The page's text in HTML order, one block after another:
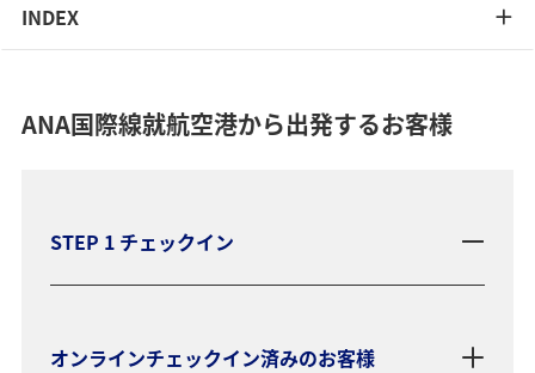
INDEX
ANA国際線就航空港から出発するお客様
STEP 1 チェックイン
オンラインチェックイン済みのお客様